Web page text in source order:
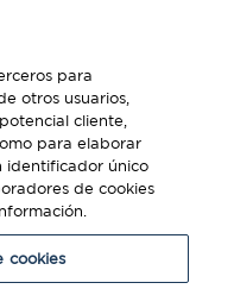
El Transiberiano?
para
otros usuarios,
cliente,
para elaborar
identificador único
de cookies
cookies